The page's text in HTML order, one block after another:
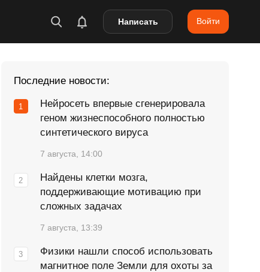
Написать Войти
Последние новости:
Нейросеть впервые сгенерировала
геном жизнеспособного полностью
синтетического вируса
7 августа, 14:00
Найдены клетки мозга,
поддерживающие мотивацию при
сложных задачах
7 августа, 13:39
Физики нашли способ использовать
магнитное поле Земли для охоты за